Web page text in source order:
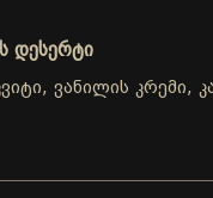
დესერტი
ვანილის კრემი,